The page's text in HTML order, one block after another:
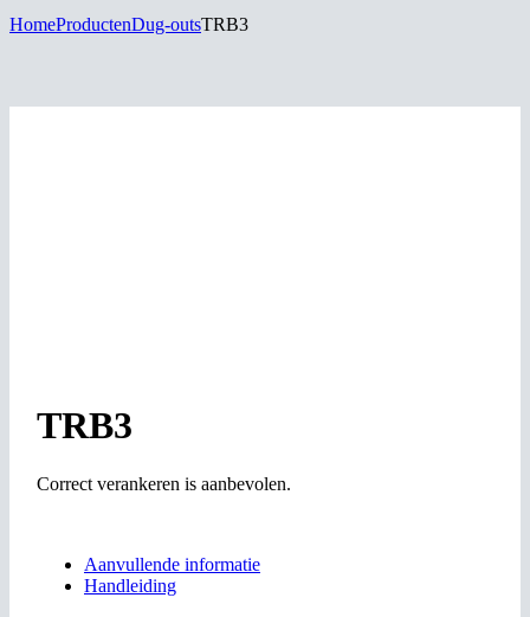
HomeProductenDug-outsTRB3
TRB3
Correct verankeren is aanbevolen.
Aanvullende informatie
Handleiding